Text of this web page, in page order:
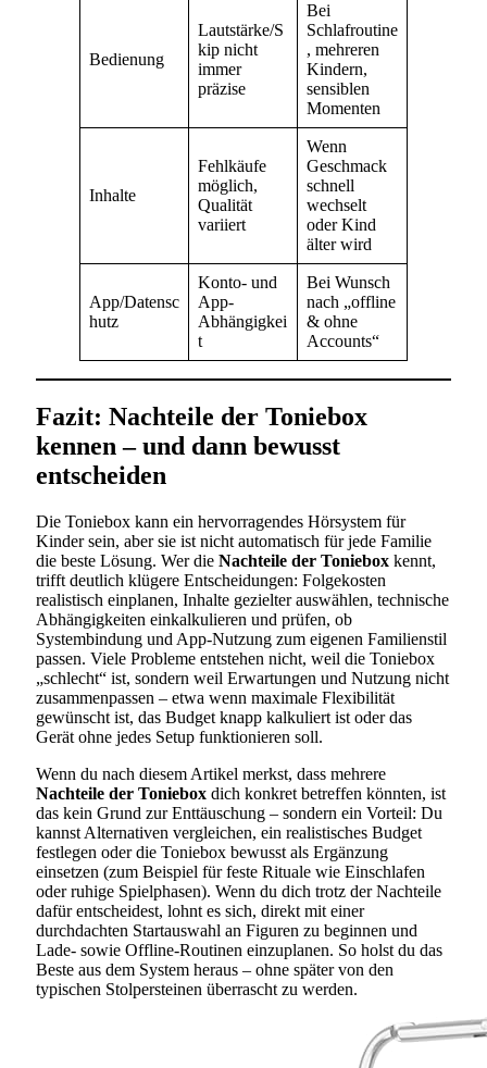
Bedienung
Lautstärke/S
kip nicht
immer
präzise
Bei
Schlafroutine
, mehreren
Kindern,
sensiblen
Momenten
Inhalte
Fehlkäufe
möglich,
Qualität
variiert
Wenn
Geschmack
schnell
wechselt
oder Kind
älter wird
App/Datensc
hutz
Konto- und
App-
Abhängigkei
t
Bei Wunsch
nach „offline
& ohne
Accounts“
Fazit: Nachteile der Toniebox
kennen – und dann bewusst
entscheiden
Die Toniebox kann ein hervorragendes Hörsystem für
Kinder sein, aber sie ist nicht automatisch für jede Familie
die beste Lösung. Wer die Nachteile der Toniebox kennt,
trifft deutlich klügere Entscheidungen: Folgekosten
realistisch einplanen, Inhalte gezielter auswählen, technische
Abhängigkeiten einkalkulieren und prüfen, ob
Systembindung und App-Nutzung zum eigenen Familienstil
passen. Viele Probleme entstehen nicht, weil die Toniebox
„schlecht“ ist, sondern weil Erwartungen und Nutzung nicht
zusammenpassen – etwa wenn maximale Flexibilität
gewünscht ist, das Budget knapp kalkuliert ist oder das
Gerät ohne jedes Setup funktionieren soll.
Wenn du nach diesem Artikel merkst, dass mehrere
Nachteile der Toniebox dich konkret betreffen könnten, ist
das kein Grund zur Enttäuschung – sondern ein Vorteil: Du
kannst Alternativen vergleichen, ein realistisches Budget
festlegen oder die Toniebox bewusst als Ergänzung
einsetzen (zum Beispiel für feste Rituale wie Einschlafen
oder ruhige Spielphasen). Wenn du dich trotz der Nachteile
dafür entscheidest, lohnt es sich, direkt mit einer
durchdachten Startauswahl an Figuren zu beginnen und
Lade- sowie Offline-Routinen einzuplanen. So holst du das
Beste aus dem System heraus – ohne später von den
typischen Stolpersteinen überrascht zu werden.